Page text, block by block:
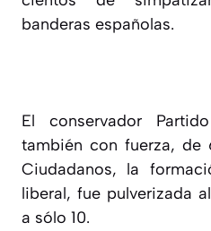
banderas españolas.
El conservador
también con fuerza, de
Ciudadanos, la
liberal, fue pulverizada
a sólo 10.